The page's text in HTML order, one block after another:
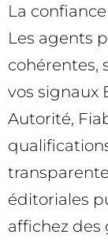
La
Les agents
cohérentes,
vos signaux
Autorité,
éditoriales
affichez des